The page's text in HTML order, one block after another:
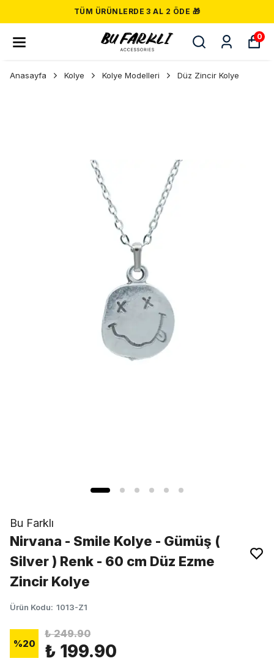
TÜM ÜRÜNLERDE 3 AL 2 ÖDE 🎁
0
Anasayfa Kolye Kolye Modelleri Düz Zincir Kolye
Bu Farklı
Nirvana - Smile Kolye - Gümüş (
Silver ) Renk - 60 cm Düz Ezme
Zincir Kolye
Ürün Kodu: 1013-Z1
%20
₺ 249.90
₺ 199.90